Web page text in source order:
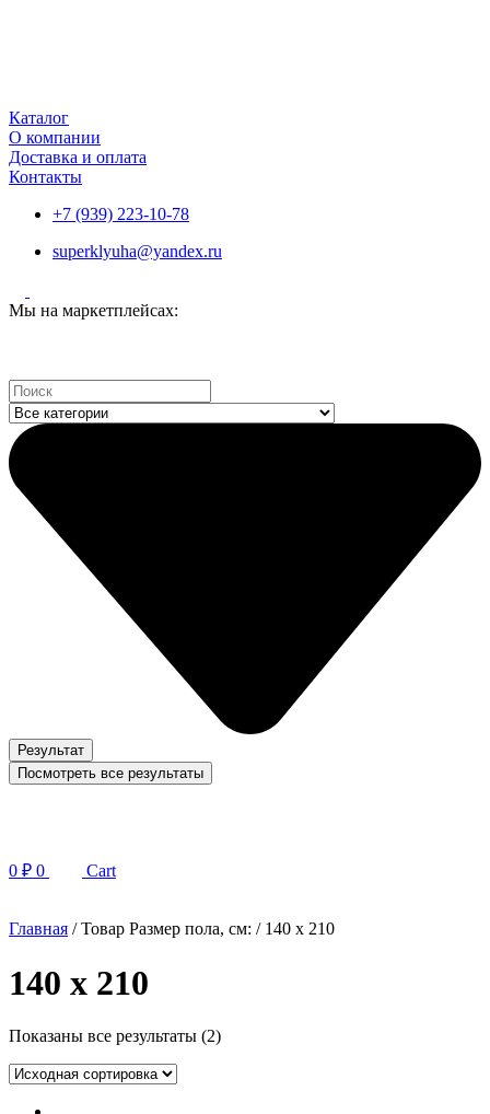
Каталог
О компании
Доставка и оплата
Контакты
+7 (939) 223-10-78
superklyuha@yandex.ru
Мы на маркетплейсах:
Search
...
Результат
Посмотреть все результаты
0 ₽ 0 Cart
Главная / Товар Размер пола, см: / 140 x 210
140 x 210
Показаны все результаты (2)